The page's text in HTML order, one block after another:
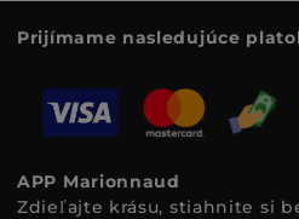
Prijímame nasledujúce
APP Marionnaud
Zdieľajte krásu, stiahnite si